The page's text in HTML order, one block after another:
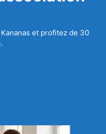
et profitez de 30